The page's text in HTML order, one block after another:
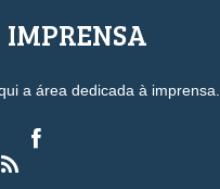
IMPRENSA
a área dedicada à imprensa.